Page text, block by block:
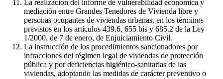
La realización del informe de vulnerabilidad económica y
mediación entre Grandes Tenedores de Vivienda libre y
personas ocupantes de viviendas urbanas, en los términos
previstos en los artículos 439.6, 655 bis y 685.2 de la Ley
1/2000, de 7 de enero, de Enjuiciamiento Civil.
La instrucción de los procedimientos sancionadores por
infracciones del régimen legal de viviendas de protección
pública y por deficiencias higiénico-sanitarias de las
viviendas, adoptando las medidas de carácter preventivo o